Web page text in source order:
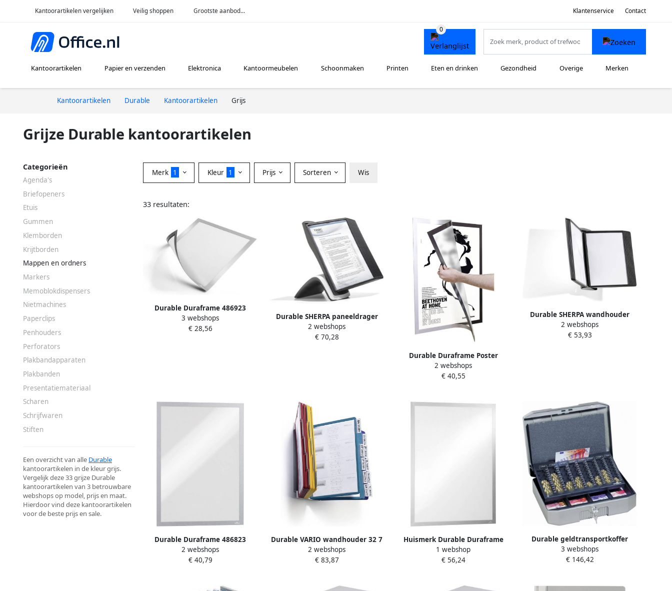
Kantoorartikelen vergelijken Veilig shoppen Grootste aanbod... Klantenservice Contact
Kantoorartikelen Papier en verzenden Elektronica Kantoormeubelen Schoonmaken Printen Eten en drinken Gezondheid Overige Merken
Kantoorartikelen Durable Kantoorartikelen Grijs
Grijze Durable kantoorartikelen
Categorieën
Agenda's
Briefopeners
Etuis
Gummen
Klemborden
Krijtborden
Mappen en ordners
Markers
Memoblokdispensers
Nietmachines
Paperclips
Penhouders
Perforators
Plakbandapparaten
Plakbanden
Presentatiemateriaal
Scharen
Schrijfwaren
Stiften
Een overzicht van alle Durable
kantoorartikelen in de kleur grijs.
Vergelijk deze 33 grijze Durable
kantoorartikelen van 3 betrouwbare
webshops op model, prijs en maat.
Hierdoor vind deze kantoorartikelen
voor de beste prijs en sale.
Merk 1 Kleur 1 Prijs Sorteren Wis
33 resultaten:
Durable Duraframe 486923
magnetisch A4 zilvergrijs 5 stuks
3 webshops
€ 28,56
Durable SHERPA paneeldrager
Zwart Inclusief 10 display
panelen
2 webshops
€ 70,28
Durable Duraframe Poster
infokader A2 formaat Zilver
Magnetische sluiting
2 webshops
€ 40,55
Durable SHERPA wandhouder
Zwart Inclusief 10 display
panelen
2 webshops
€ 53,93
Durable Duraframe 486823
magnetisch A3 zilvergrijs 5 stuks
2 webshops
€ 40,79
Durable VARIO wandhouder 32 7
x 25 1 x 11 6 cm Inclusief 20
display panelen
2 webshops
€ 83,87
Huismerk Durable Duraframe
Poster infokader A1 formaat
Zilver Magnetische sluiting
1 webshop
€ 56,24
Durable geldtransportkoffer
Euroboxx ft 12 x 35 2 x 27 6 cm
3 webshops
€ 146,42